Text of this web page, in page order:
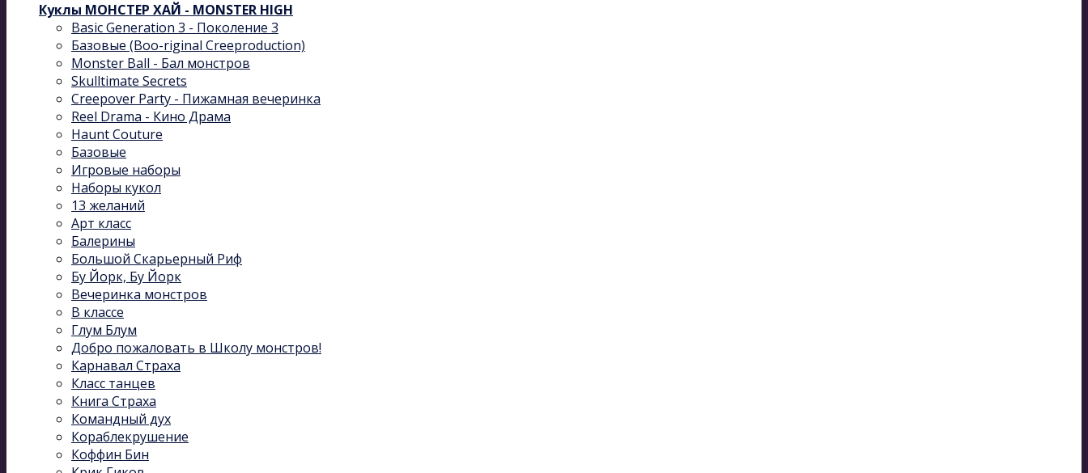
Куклы МОНСТЕР ХАЙ - MONSTER HIGH
Basic Generation 3 - Поколение 3
Базовые (Boo-riginal Creeproduction)
Monster Ball - Бал монстров
Skulltimate Secrets
Creepover Party - Пижамная вечеринка
Reel Drama - Кино Драма
Haunt Couture
Базовые
Игровые наборы
Наборы кукол
13 желаний
Арт класс
Балерины
Большой Скарьерный Риф
Бу Йорк, Бу Йорк
Вечеринка монстров
В классе
Глум Блум
Добро пожаловать в Школу монстров!
Карнавал Cтраха
Класс танцев
Книга Страха
Командный дух
Кораблекрушение
Коффин Бин